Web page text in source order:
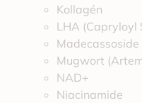
Kollagén
LHA (Capryloyl
Mugwort
NAD+
Niacinamide